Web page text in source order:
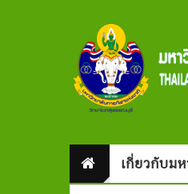
เกี่ยวกับม